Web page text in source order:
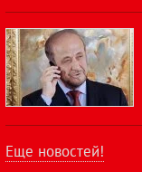
Еще новостей!